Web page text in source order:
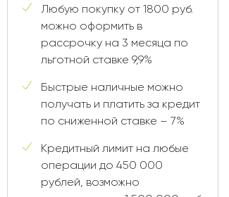
Любую покупку от 1800 руб.
можно оформить в
рассрочку на 3 месяца по
льготной ставке 9,9%
Быстрые наличные можно
получать и платить за кредит
по сниженной ставке – 7%
Кредитный лимит на любые
операции до 450 000
рублей, возможно